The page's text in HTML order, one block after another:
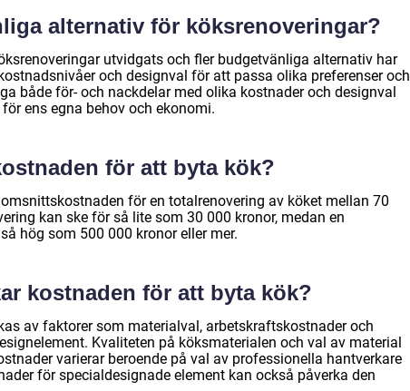
alternativ för köksrenoveringar?
utvidgats och fler budgetvänliga alternativ har
och designval för att passa olika preferenser och
både för- och nackdelar med olika kostnader och designval
ens egna behov och ekonomi.
för att byta kök?
för en totalrenovering av köket mellan 70
kan ske för så lite som 30 000 kronor, medan en
hög som 500 000 kronor eller mer.
kostnaden för att byta kök?
av faktorer som materialval, arbetskraftskostnader och
Kvaliteten på köksmaterialen och val av material
varierar beroende på val av professionella hantverkare
för specialdesignade element kan också påverka den